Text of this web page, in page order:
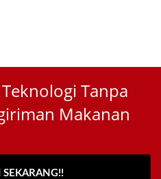
Tanpa
Makanan
SEKARANG!!